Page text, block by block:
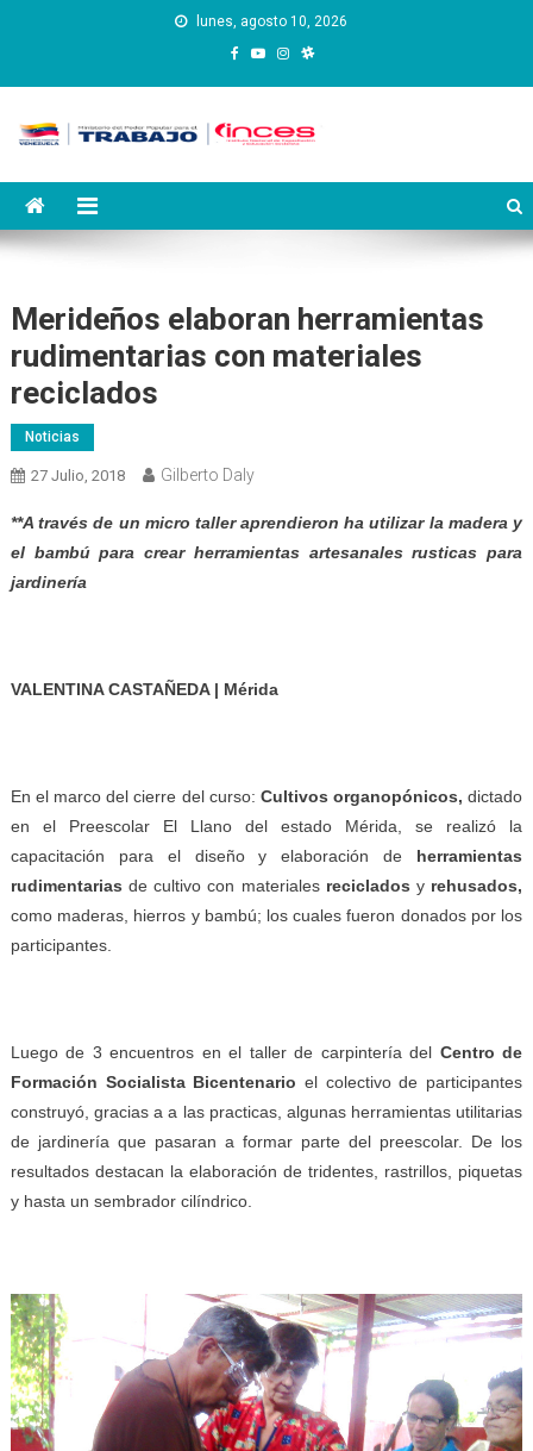
lunes, agosto 10, 2026
Instituto Nacional de
Capacitación y Educación
Merideños elaboran herramientas
rudimentarias con materiales
reciclados
Noticias
27 Julio, 2018 Gilberto Daly
**A través de un micro taller aprendieron ha utilizar la madera y
el bambú para crear herramientas artesanales rusticas para
jardinería
VALENTINA CASTAÑEDA | Mérida
En el marco del cierre del curso: Cultivos organopónicos, dictado
en el Preescolar El Llano del estado Mérida, se realizó la
capacitación para el diseño y elaboración de herramientas
rudimentarias de cultivo con materiales reciclados y rehusados,
como maderas, hierros y bambú; los cuales fueron donados por los
participantes.
Luego de 3 encuentros en el taller de carpintería del Centro de
Formación SocialistaBicentenario el colectivo de participantes
construyó, gracias a a las practicas, algunas herramientas utilitarias
de jardinería que pasaran a formar parte del preescolar. De los
resultados destacan la elaboración de tridentes, rastrillos, piquetas
y hasta un sembrador cilíndrico.